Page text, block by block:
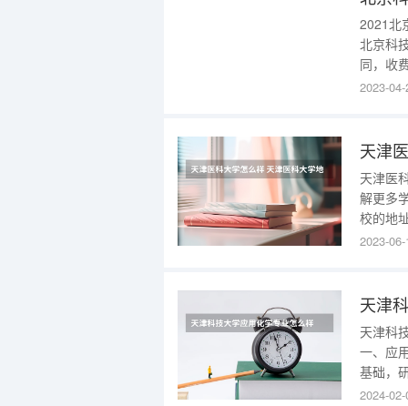
2021北
北京科
同，收
的小伙
2023-
天津
天津医
解更多
校的地
学校的
2023-
天津
天津科
一、应
基础，
析、检
2024-